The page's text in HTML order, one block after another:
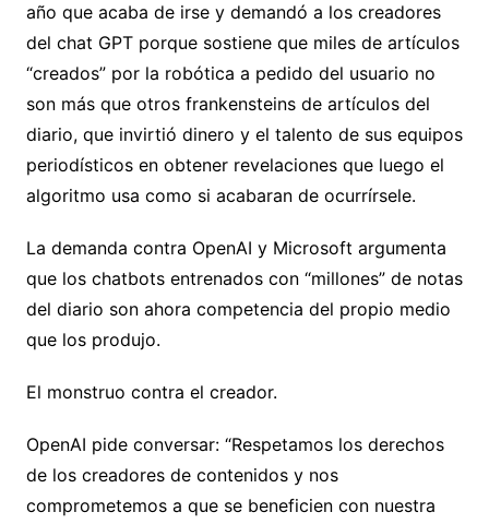
año que acaba de irse y demandó a los creadores
del chat GPT porque sostiene que miles de artículos
“creados” por la robótica a pedido del usuario no
son más que otros frankensteins de artículos del
diario, que invirtió dinero y el talento de sus equipos
periodísticos en obtener revelaciones que luego el
algoritmo usa como si acabaran de ocurrírsele.
La demanda contra OpenAI y Microsoft argumenta
que los chatbots entrenados con “millones” de notas
del diario son ahora competencia del propio medio
que los produjo.
El monstruo contra el creador.
OpenAI pide conversar: “Respetamos los derechos
de los creadores de contenidos y nos
comprometemos a que se beneficien con nuestra